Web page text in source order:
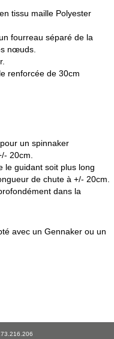
tissu maille Polyester
fourreau séparé de la
nœuds.
renforcée de 30cm
un spinnaker
20cm.
le guidant soit plus long
de chute à +/- 20cm.
dans la
avec un Gennaker ou un